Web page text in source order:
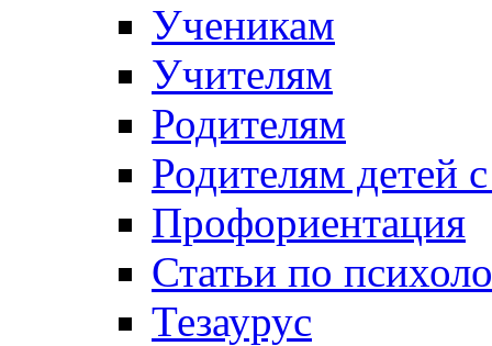
Ученикам
Учителям
Родителям
Родителям детей
Профориентация
Статьи по
Тезаурус